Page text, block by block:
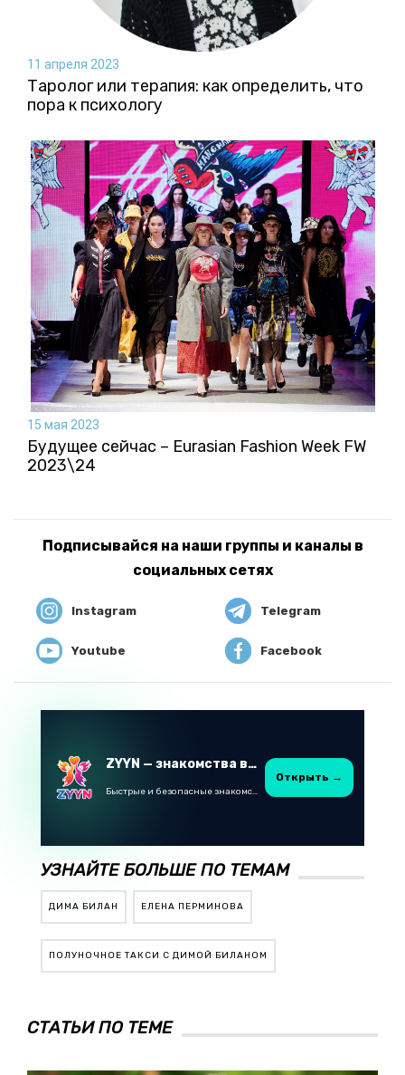
11 апреля 2023
Таролог или терапия: как определить, что
пора к психологу
15 мая 2023
Будущее сейчас – Eurasian Fashion Week FW
2023\24
Подписывайся на наши группы и каналы в
социальных сетях
Instagram Telegram
Youtube Facebook
ZYYN — знакомства в Казахстане
Быстрые и безопасные знакомства в Telegram
Открыть →
УЗНАЙТЕ БОЛЬШЕ ПО ТЕМАМ
ДИМА БИЛАН ЕЛЕНА ПЕРМИНОВА
ПОЛУНОЧНОЕ ТАКСИ С ДИМОЙ БИЛАНОМ
СТАТЬИ ПО ТЕМЕ